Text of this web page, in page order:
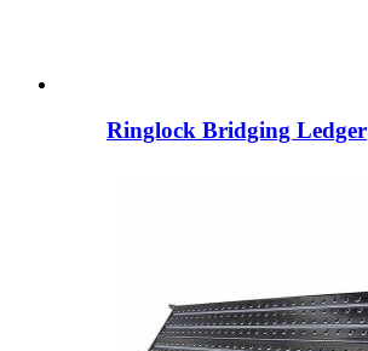
Ringlock Bridging Ledger